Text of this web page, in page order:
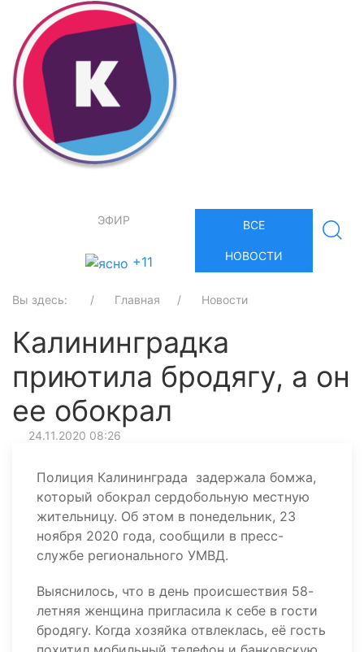
ЭФИР
+11
ВСЕ
НОВОСТИ
Вы здесь: Главная Новости
Калининградка
приютила бродягу, а он
ее обокрал
24.11.2020 08:26
Полиция Калининграда задержала бомжа,
который обокрал сердобольную местную
жительницу. Об этом в понедельник, 23
ноября 2020 года, сообщили в пресс-
службе регионального УМВД.
Выяснилось, что в день происшествия 58-
летняя женщина пригласила к себе в гости
бродягу. Когда хозяйка отвлеклась, её гость